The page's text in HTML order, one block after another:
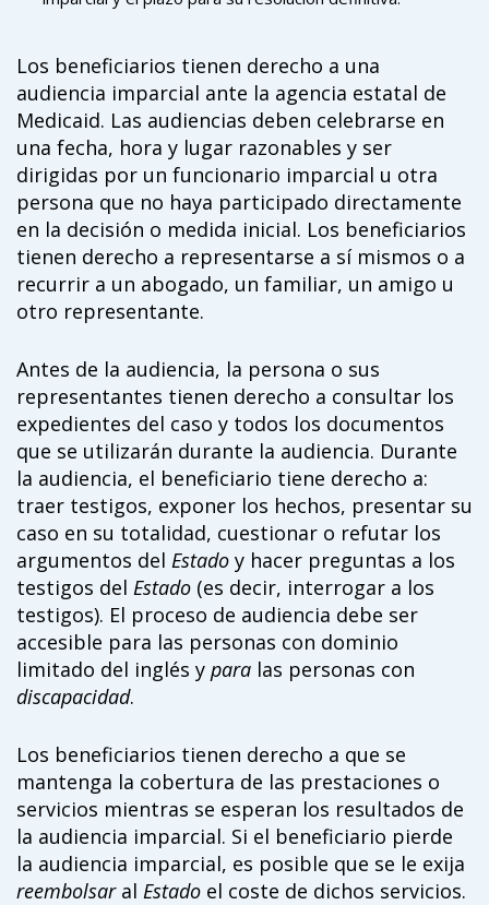
Los beneficiarios tienen derecho a una
audiencia imparcial ante la agencia estatal de
Medicaid. Las audiencias deben celebrarse en
una fecha, hora y lugar razonables y ser
dirigidas por un funcionario imparcial u otra
persona que no haya participado directamente
en la decisión o medida inicial. Los beneficiarios
tienen derecho a representarse a sí mismos o a
recurrir a un abogado, un familiar, un amigo u
otro representante.
Antes de la audiencia, la persona o sus
representantes tienen derecho a consultar los
expedientes del caso y todos los documentos
que se utilizarán durante la audiencia. Durante
la audiencia, el beneficiario tiene derecho a:
traer testigos, exponer los hechos, presentar su
caso en su totalidad, cuestionar o refutar los
argumentos del Estado y hacer preguntas a los
testigos del Estado (es decir, interrogar a los
testigos). El proceso de audiencia debe ser
accesible para las personas con dominio
limitado del inglés y para las personas con
discapacidad.
Los beneficiarios tienen derecho a que se
mantenga la cobertura de las prestaciones o
servicios mientras se esperan los resultados de
la audiencia imparcial. Si el beneficiario pierde
la audiencia imparcial, es posible que se le exija
reembolsaral Estado el coste de dichos servicios.